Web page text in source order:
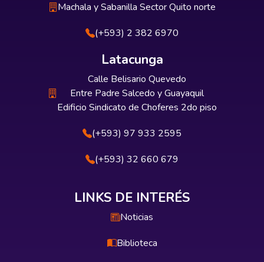
Machala y Sabanilla Sector Quito norte
(+593) 2 382 6970
Latacunga
Calle Belisario Quevedo
Entre Padre Salcedo y Guayaquil
Edificio Sindicato de Choferes 2do piso
(+593) 97 933 2595
(+593) 32 660 679
LINKS DE INTERÉS
Noticias
Biblioteca